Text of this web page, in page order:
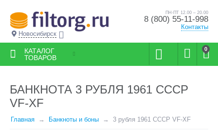
Новосибирск
ПН-ПТ 12.00 – 20.00
8 (800) 55-11-998
Контакты
0
КАТАЛОГ
ТОВАРОВ
БАНКНОТА 3 РУБЛЯ 1961 СССР
VF-XF
Главная Банкноты и боны 3 рубля 1961 СССР VF-XF